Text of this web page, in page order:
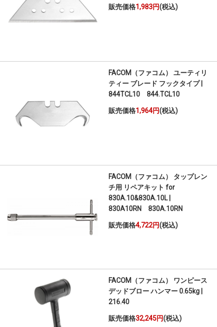
販売価格1,983円(税込)
FACOM（ファコム） ユーティリ
ティー ブレード フックタイプ |
844TCL10 844.TCL10
販売価格1,964円(税込)
FACOM（ファコム） タップレン
チ用 リペアキット for
830A.10&830A.10L |
830A10RN 830A.10RN
販売価格4,722円(税込)
FACOM（ファコム） ワンピース
デッドブロー ハンマー 0.65kg |
216.40
販売価格32,245円(税込)